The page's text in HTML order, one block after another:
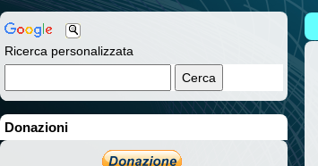
Ricerca personalizzata
Donazioni